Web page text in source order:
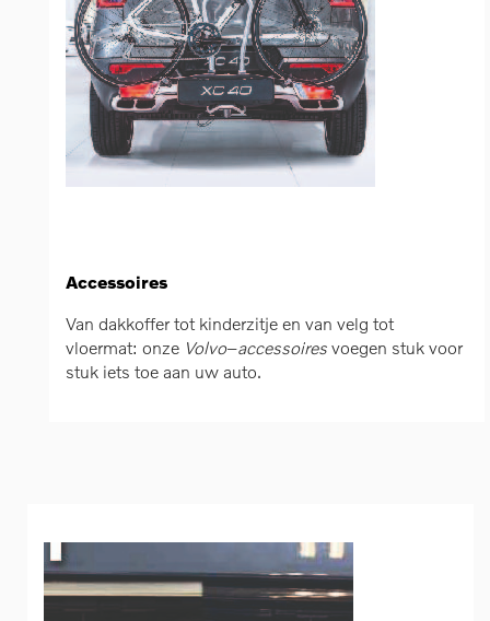
Accessoires
Van dakkoffer tot kinderzitje en van velg tot
vloermat: onze Volvo–accessoires voegen stuk voor
stuk iets toe aan uw auto.